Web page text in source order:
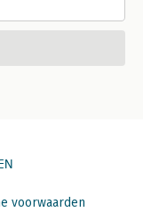
voorwaarden